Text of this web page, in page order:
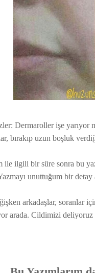
Dermaroller işe
bırakıp uzun boşluk
ilgili bir süre sonra bu
unuttuğum bir
arkadaşlar, soranlar
arada. Cildimizi